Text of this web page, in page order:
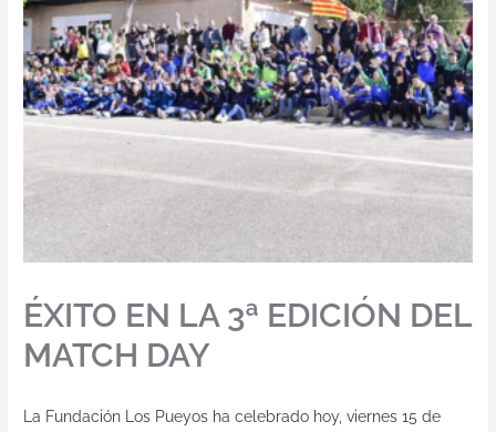
Contacto
ÉXITO EN LA 3ª EDICIÓN DEL
MATCH DAY
La Fundación Los Pueyos ha celebrado hoy, viernes 15 de